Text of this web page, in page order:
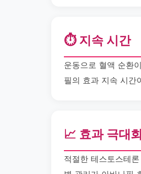
⏱️ 지속 시간
운동으로 혈액 순환
필의 효과 지속 시간
📈 효과 극대
적절한 테스토스테